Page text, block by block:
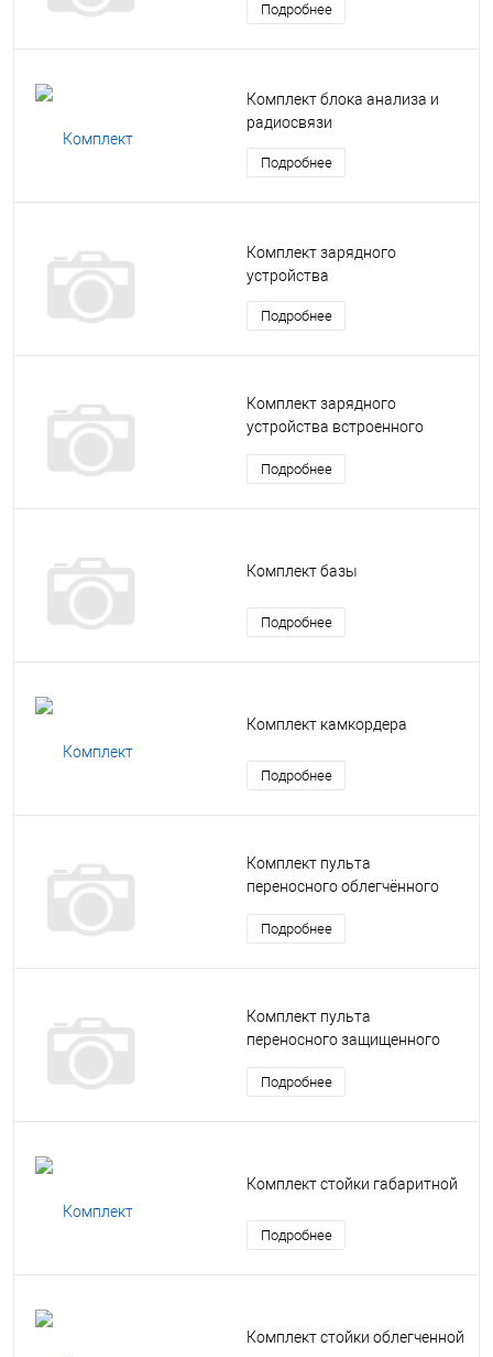
Подробнее
Комплект блока анализа и
радиосвязи
Подробнее
Комплект зарядного
устройства
Подробнее
Комплект зарядного
устройства встроенного
Подробнее
Комплект базы
Подробнее
Комплект камкордера
Подробнее
Комплект пульта
переносного облегчённого
Подробнее
Комплект пульта
переносного защищенного
Подробнее
Комплект стойки габаритной
Подробнее
Комплект стойки облегченной